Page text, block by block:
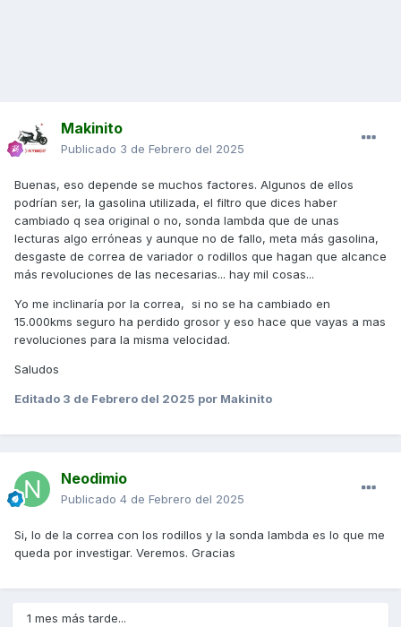
Makinito
Publicado 3 de Febrero del 2025
Buenas, eso depende se muchos factores. Algunos de ellos
podrían ser, la gasolina utilizada, el filtro que dices haber
cambiado q sea original o no, sonda lambda que de unas
lecturas algo erróneas y aunque no de fallo, meta más gasolina,
desgaste de correa de variador o rodillos que hagan que alcance
más revoluciones de las necesarias... hay mil cosas...
Yo me inclinaría por la correa, si no se ha cambiado en
15.000kms seguro ha perdido grosor y eso hace que vayas a mas
revoluciones para la misma velocidad.
Saludos
Editado 3 de Febrero del 2025 por Makinito
Neodimio
Publicado 4 de Febrero del 2025
Si, lo de la correa con los rodillos y la sonda lambda es lo que me
queda por investigar. Veremos. Gracias
1 mes más tarde...